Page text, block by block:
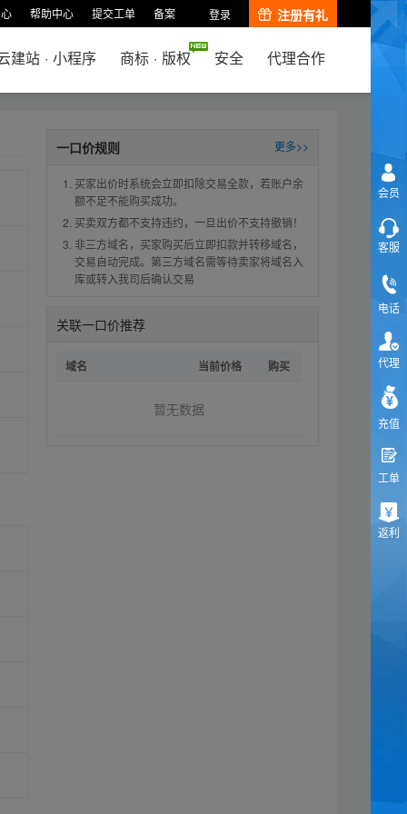
帮助中心 提交工单 备案 登录 注册有礼
建站 · 小程序 商标 · 版权 安全 代理合作
一口价规则 更多>>
买家出价时系统会立即扣除交易全款，若账户余
额不足不能购买成功。
买卖双方都不支持违约，一旦出价不支持撤销！
非三方域名，买家购买后立即扣款并转移域名，
交易自动完成。第三方域名需等待卖家将域名入
库或转入我司后确认交易
关联一口价推荐
域名 当前价格 购买
暂无数据
会员
客服
电话
代理
充值
工单
返利